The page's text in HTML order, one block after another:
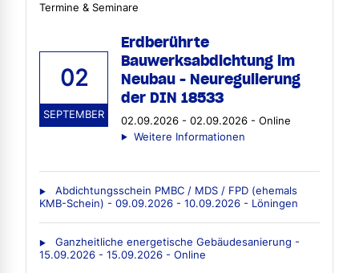
Termine & Seminare
02
SEPTEMBER
Erdberührte
Bauwerksabdichtung im
Neubau - Neuregulierung
der DIN 18533
02.09.2026 - 02.09.2026 - Online
Weitere Informationen
Abdichtungsschein PMBC / MDS / FPD (ehemals
KMB-Schein) - 09.09.2026 - 10.09.2026 - Löningen
Ganzheitliche energetische Gebäudesanierung -
15.09.2026 - 15.09.2026 - Online